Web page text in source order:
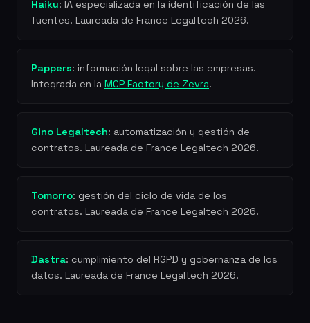
Haiku: IA especializada en la identificación de las
fuentes. Laureada de France Legaltech 2026.
Pappers: información legal sobre las empresas.
Integrada en la MCP Factory de Zevra.
Gino Legaltech: automatización y gestión de
contratos. Laureada de France Legaltech 2026.
Tomorro: gestión del ciclo de vida de los
contratos. Laureada de France Legaltech 2026.
Dastra: cumplimiento del RGPD y gobernanza de los
datos. Laureada de France Legaltech 2026.